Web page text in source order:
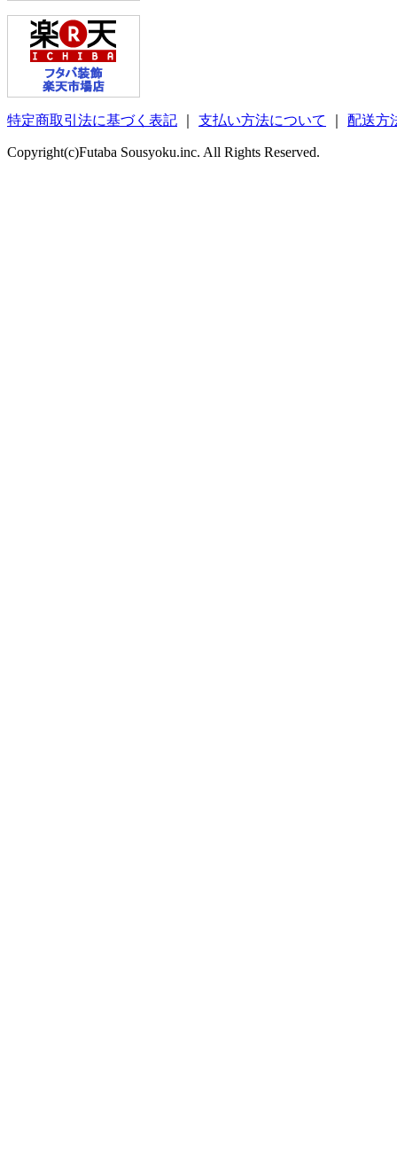
特定商取引法に基づく表記 支払い方法について 配送方
Copyright(c)Futaba Sousyoku.inc. All Rights Reserved.